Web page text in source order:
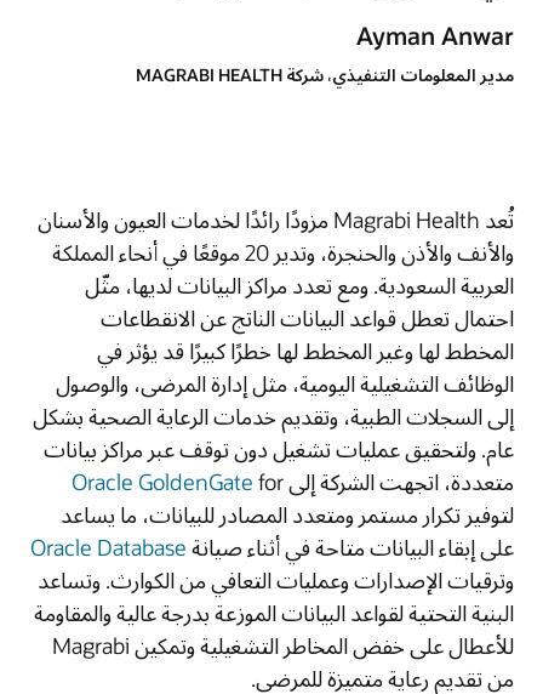
Ayman Anwar
مدير المعلومات التنفيذي، شركة MAGRABI HEALTH
تُعد Magrabi Health مزودًا رائدًا لخدمات العيون والأسنان
والأنف والأذن والحنجرة، وتدير 20 موقعًا في أنحاء المملكة
العربية السعودية. ومع تعدد مراكز البيانات لديها، مثّل
احتمال تعطل قواعد البيانات الناتج عن الانقطاعات
المخطط لها وغير المخطط لها خطرًا كبيرًا قد يؤثر في
الوظائف التشغيلية اليومية، مثل إدارة المرضى، والوصول
إلى السجلات الطبية، وتقديم خدمات الرعاية الصحية بشكل
عام. ولتحقيق عمليات تشغيل دون توقف عبر مراكز بيانات
متعددة، اتجهت الشركة إلى
Oracle GoldenGate for
لتوفير تكرار مستمر ومتعدد المصادر للبيانات، ما يساعد
على إبقاء البيانات متاحة في أثناء صيانة Oracle Database
وترقيات الإصدارات وعمليات التعافي من الكوارث. وتساعد
البنية التحتية لقواعد البيانات الموزعة بدرجة عالية والمقاومة
للأعطال على خفض المخاطر التشغيلية وتمكين Magrabi
من تقديم رعاية متميزة للمرضى.